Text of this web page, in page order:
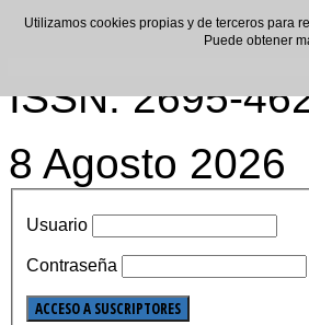
ISSN: 2695-
8 Agosto 2026
Usuario
Contraseña
Utilizamos cookies propias y de terceros para
Puede obtener